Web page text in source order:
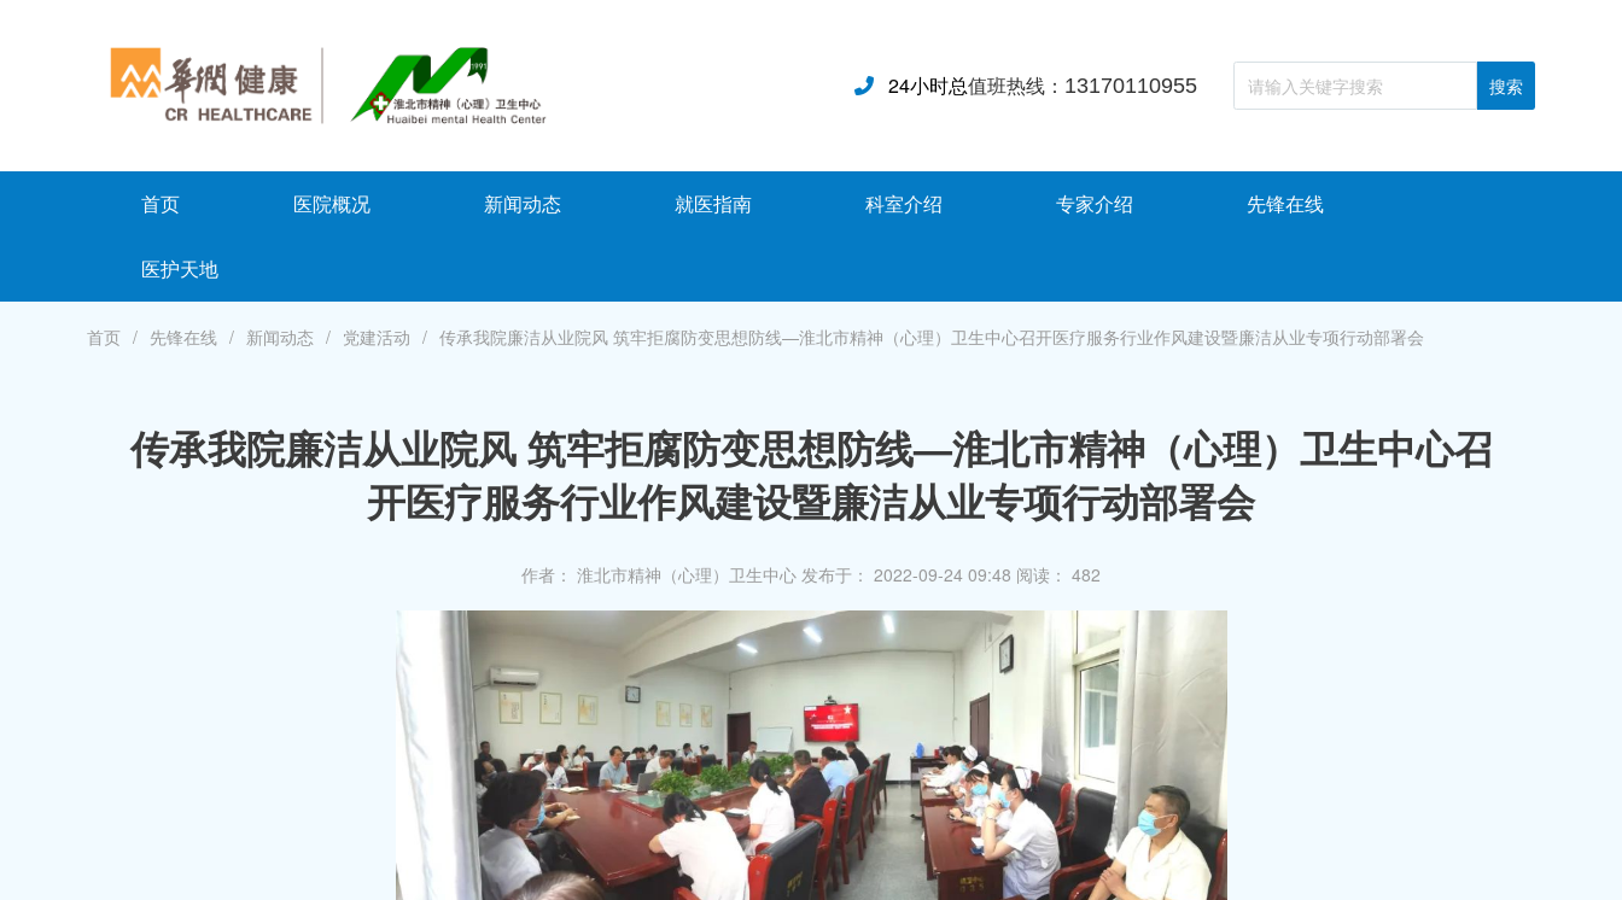
24小时总值班热线： 13170110955 搜索
首页 医院概况 新闻动态 就医指南 科室介绍 专家介绍 先锋在线
医护天地
首页 先锋在线 新闻动态 党建活动 传承我院廉洁从业院风 筑牢拒腐防变思想防线—淮北市精神（心理）卫生中心召开医疗服务行业作风建设暨廉洁从业专项行动部署会
传承我院廉洁从业院风 筑牢拒腐防变思想防线—淮北市精神（心理）卫生中心召
开医疗服务行业作风建设暨廉洁从业专项行动部署会
作者： 淮北市精神（心理）卫生中心 发布于： 2022-09-24 09:48 阅读： 482